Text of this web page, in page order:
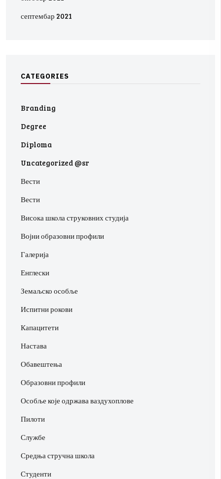
септембар 2021
CATEGORIES
Branding
Degree
Diploma
Uncategorized @sr
Вести
Вести
Висока школа струковних студија
Војни образовни профили
Галерија
Енглески
Земаљско особље
Испитни рокови
Капацитети
Настава
Обавештења
Образовни профили
Особље које одржава ваздухоплове
Пилоти
Службе
Средња стручна школа
Студенти